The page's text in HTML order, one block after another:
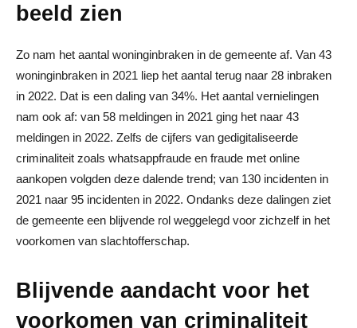
beeld zien
Zo nam het aantal woninginbraken in de gemeente af. Van 43
woninginbraken in 2021 liep het aantal terug naar 28 inbraken
in 2022. Dat is een daling van 34%. Het aantal vernielingen
nam ook af: van 58 meldingen in 2021 ging het naar 43
meldingen in 2022. Zelfs de cijfers van gedigitaliseerde
criminaliteit zoals whatsappfraude en fraude met online
aankopen volgden deze dalende trend; van 130 incidenten in
2021 naar 95 incidenten in 2022. Ondanks deze dalingen ziet
de gemeente een blijvende rol weggelegd voor zichzelf in het
voorkomen van slachtofferschap.
Blijvende aandacht voor het
voorkomen van criminaliteit